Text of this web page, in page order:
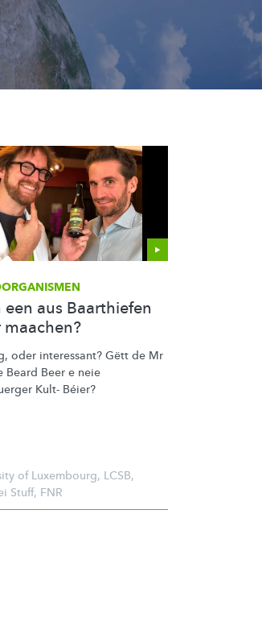
een aus Baarthiefen
maachen?
oder interessant? Gëtt de Mr
Beard Beer e neie
Kult- Béier?
of Luxembourg, LCSB,
Stuff, FNR